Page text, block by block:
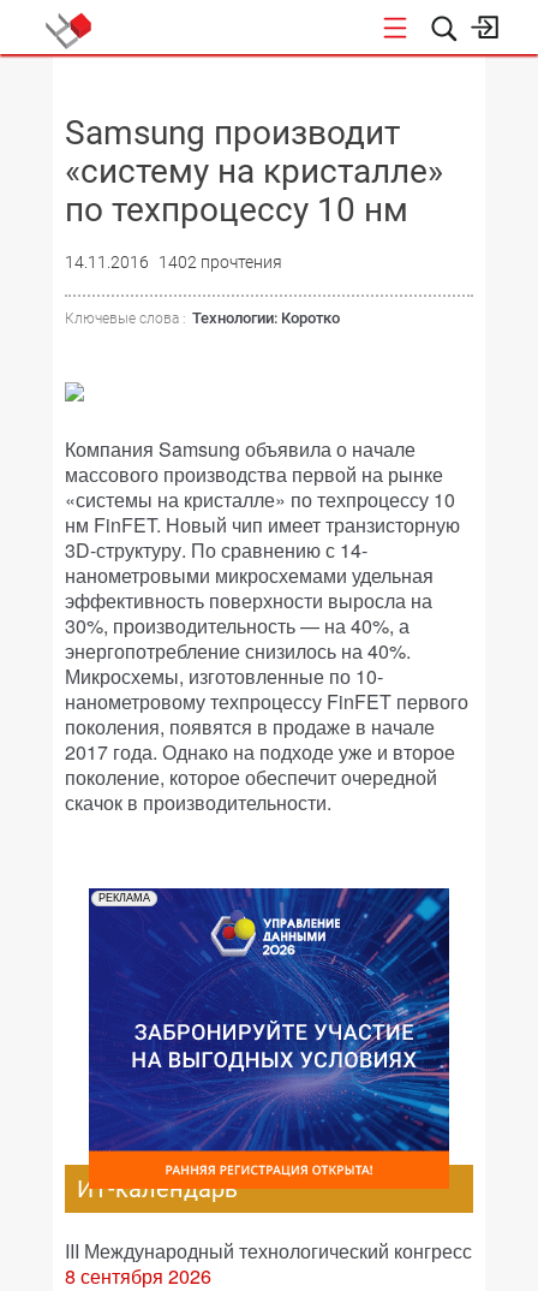
Samsung производит
«систему на кристалле»
по техпроцессу 10 нм
14.11.2016 1402 прочтения
Ключевые слова : Технологии: Коротко
Компания Samsung объявила о начале
массового производства первой на рынке
«системы на кристалле» по техпроцессу 10
нм FinFET. Новый чип имеет транзисторную
3D-структуру. По сравнению с 14-
нанометровыми микросхемами удельная
эффективность поверхности выросла на
30%, производительность — на 40%, а
энергопотребление снизилось на 40%.
Микросхемы, изготовленные по 10-
нанометровому техпроцессу FinFET первого
поколения, появятся в продаже в начале
2017 года. Однако на подходе уже и второе
поколение, которое обеспечит очередной
скачок в производительности.
РЕКЛАМА
ИТ-календарь
III Международный технологический конгресс
8 сентября 2026